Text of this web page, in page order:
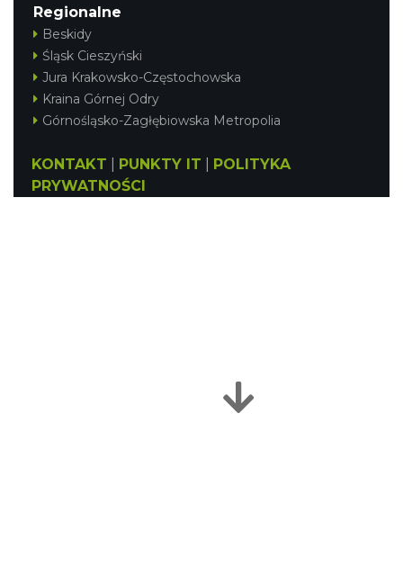
Regionalne
Beskidy
Śląsk Cieszyński
Jura Krakowsko-Częstochowska
Kraina Górnej Odry
Górnośląsko-Zagłębiowska Metropolia
KONTAKT PUNKTY IT
POLITYKA
PRYWATNOŚCI